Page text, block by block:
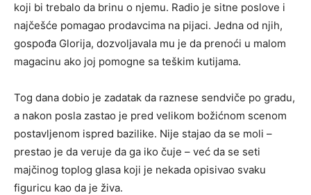
koji bi trebalo da brinu o njemu. Radio je sitne poslove i
najčešće pomagao prodavcima na pijaci. Jedna od njih,
gospođa Glorija, dozvoljavala mu je da prenoći u malom
magacinu ako joj pomogne sa teškim kutijama.
Tog dana dobio je zadatak da raznese sendviče po gradu,
a nakon posla zastao je pred velikom božićnom scenom
postavljenom ispred bazilike. Nije stajao da se moli –
prestao je da veruje da ga iko čuje – već da se seti
majčinog toplog glasa koji je nekada opisivao svaku
figuricu kao da je živa.